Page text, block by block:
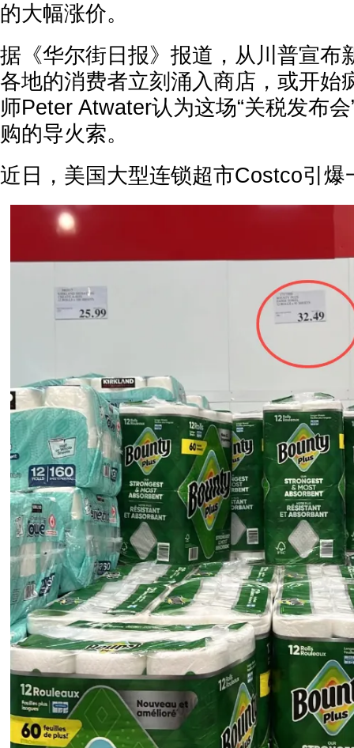
的大幅涨价。
据《华尔街日报》报道，从川普宣布
各地的消费者立刻涌入商店，或开始
师Peter Atwater认为这场“关税发布
购的导火索。
近日，美国大型连锁超市Costco引爆